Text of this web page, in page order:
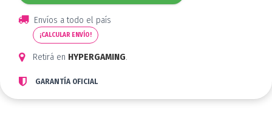
Envíos a todo el país
¡CALCULAR ENVÍO!
Retirá en HYPERGAMING.
GARANTÍA OFICIAL